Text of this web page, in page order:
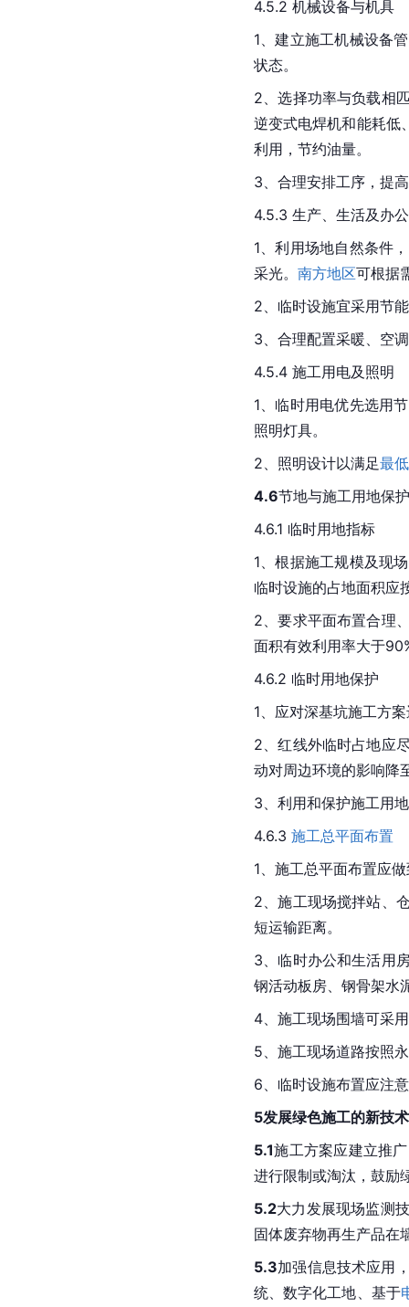
4.5.2 机械设备与机具
1、建立施工机械设备
状态。
2、选择功率与负载相
逆变式电焊机和能耗低
利用，节约油量。
3、合理安排工序，提
4.5.3 生产、生活及办
1、利用场地自然条件
采光。 南方地区可根据
2、临时设施宜采用节
3、合理配置采暖、空
4.5.4 施工用电及照明
1、临时用电优先选用
照明灯具。
2、照明设计以满足最
4.6节地与施工用地保
4.6.1 临时用地指标
1、根据施工规模及现
临时设施的占地面积应
2、要求平面布置合理
面积有效利用率大于
4.6.2 临时用地保护
1、应对深基坑施工方
2、红线外临时占地应
动对周边环境的影响降
3、利用和保护施工用
4.6.3 施工总平面布置
1、施工总平面布置应
2、施工现场搅拌站、
短运输距离。
3、临时办公和生活用
钢活动板房、钢骨架水
4、施工现场围墙可采
5、施工现场道路按照
6、临时设施布置应注
5发展绿色施工的新技
5.1施工方案应建立推
进行限制或淘汰，鼓励
5.2大力发展现场监测
固体废弃物再生产品在
5.3加强信息技术应用
统、数字化工地、基于